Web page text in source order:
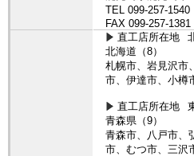
直工店所在地
北海道（8）
札幌市、岩見沢市
市、伊達市、小樽
直工店所在地
青森県（9）
青森市、八戸市、
市、むつ市、三沢